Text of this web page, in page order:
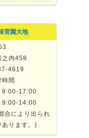
育園大地
之内458
4619
間
9:00-17:00
14:00
合により出られ
あります。)